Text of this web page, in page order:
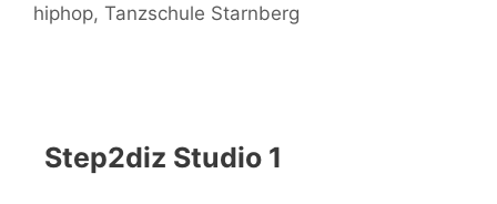
hiphop, Tanzschule Starnberg
Step2diz Studio 1